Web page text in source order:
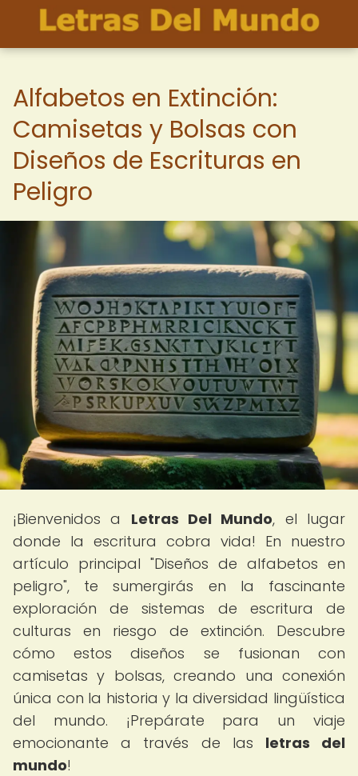
Alfabetos en Extinción:
Camisetas y Bolsas con
Diseños de Escrituras en
Peligro
¡Bienvenidos a Letras Del Mundo, el lugar
donde la escritura cobra vida! En nuestro
artículo principal "Diseños de alfabetos en
peligro", te sumergirás en la fascinante
exploración de sistemas de escritura de
culturas en riesgo de extinción. Descubre
cómo estos diseños se fusionan con
camisetas y bolsas, creando una conexión
única con la historia y la diversidad lingüística
del mundo. ¡Prepárate para un viaje
emocionante a través de las letras del
mundo!